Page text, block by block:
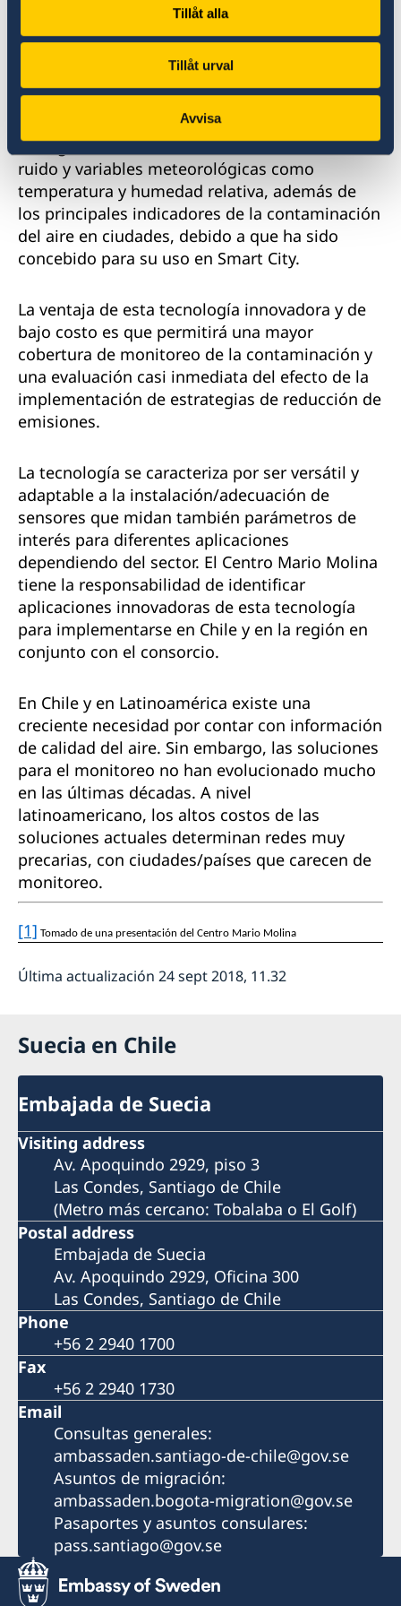
Tillåt alla
Tillåt urval
Avvisa
Físicamente la tecnología consiste en
monitores pequeños que podrían ser
de forma masiva. El prototipo actual es un
sensor que permiten medir Dióxido de
Nitrógeno (NO2), Material Particulado (MP),
ruido y variables meteorológicas como
temperatura y humedad relativa, además de
los principales indicadores de la contaminación
del aire en ciudades, debido a que ha sido
concebido para su uso en Smart City.
La ventaja de esta tecnología innovadora y de
bajo costo es que permitirá una mayor
cobertura de monitoreo de la contaminación y
una evaluación casi inmediata del efecto de la
implementación de estrategias de reducción de
emisiones.
La tecnología se caracteriza por ser versátil y
adaptable a la instalación/adecuación de
sensores que midan también parámetros de
interés para diferentes aplicaciones
dependiendo del sector. El Centro Mario Molina
tiene la responsabilidad de identificar
aplicaciones innovadoras de esta tecnología
para implementarse en Chile y en la región en
conjunto con el consorcio.
En Chile y en Latinoamérica existe una
creciente necesidad por contar con información
de calidad del aire. Sin embargo, las soluciones
para el monitoreo no han evolucionado mucho
en las últimas décadas. A nivel
latinoamericano, los altos costos de las
soluciones actuales determinan redes muy
precarias, con ciudades/países que carecen de
monitoreo.
[1] Tomado de una presentación del Centro Mario Molina
Última actualización 24 sept 2018, 11.32
Suecia en Chile
Embajada de Suecia
Visiting address
Av. Apoquindo 2929, piso 3
Las Condes, Santiago de Chile
(Metro más cercano: Tobalaba o El Golf)
Postal address
Embajada de Suecia
Av. Apoquindo 2929, Oficina 300
Las Condes, Santiago de Chile
Phone
+56 2 2940 1700
Fax
+56 2 2940 1730
Email
Consultas generales:
ambassaden.santiago-de-chile@gov.se
Asuntos de migración:
ambassaden.bogota-migration@gov.se
Pasaportes y asuntos consulares:
pass.santiago@gov.se